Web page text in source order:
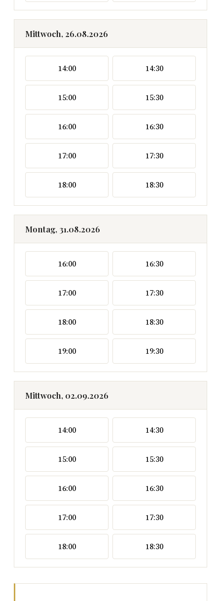
Mittwoch, 26.08.2026
14:00 14:30
15:00 15:30
16:00 16:30
17:00 17:30
18:00 18:30
Montag, 31.08.2026
16:00 16:30
17:00 17:30
18:00 18:30
19:00 19:30
Mittwoch, 02.09.2026
14:00 14:30
15:00 15:30
16:00 16:30
17:00 17:30
18:00 18:30